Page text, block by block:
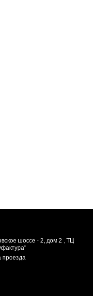
шоссе - 2, дом 2 , ТЦ
проезда